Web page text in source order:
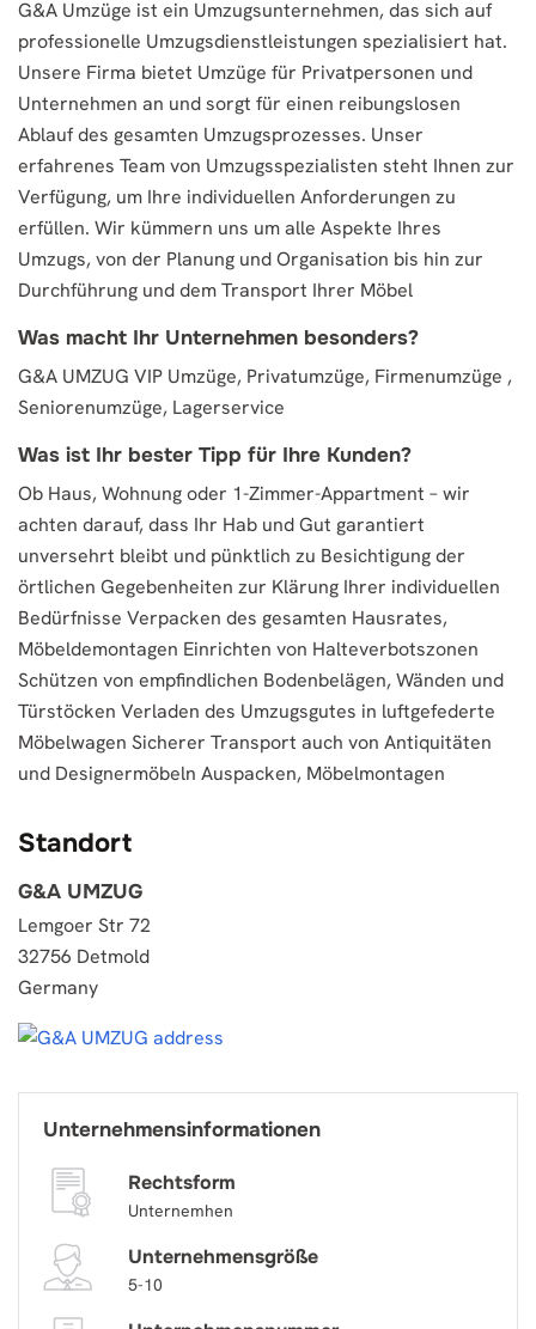
G&A Umzüge ist ein Umzugsunternehmen, das sich auf
professionelle Umzugsdienstleistungen spezialisiert hat.
Unsere Firma bietet Umzüge für Privatpersonen und
Unternehmen an und sorgt für einen reibungslosen
Ablauf des gesamten Umzugsprozesses. Unser
erfahrenes Team von Umzugsspezialisten steht Ihnen zur
Verfügung, um Ihre individuellen Anforderungen zu
erfüllen. Wir kümmern uns um alle Aspekte Ihres
Umzugs, von der Planung und Organisation bis hin zur
Durchführung und dem Transport Ihrer Möbel
Was macht Ihr Unternehmen besonders?
G&A UMZUG VIP Umzüge, Privatumzüge, Firmenumzüge ,
Seniorenumzüge, Lagerservice
Was ist Ihr bester Tipp für Ihre Kunden?
Ob Haus, Wohnung oder 1-Zimmer-Appartment – wir
achten darauf, dass Ihr Hab und Gut garantiert
unversehrt bleibt und pünktlich zu Besichtigung der
örtlichen Gegebenheiten zur Klärung Ihrer individuellen
Bedürfnisse Verpacken des gesamten Hausrates,
Möbeldemontagen Einrichten von Halteverbotszonen
Schützen von empfindlichen Bodenbelägen, Wänden und
Türstöcken Verladen des Umzugsgutes in luftgefederte
Möbelwagen Sicherer Transport auch von Antiquitäten
und Designermöbeln Auspacken, Möbelmontagen
Standort
G&A UMZUG
Lemgoer Str 72
32756 Detmold
Germany
Unternehmensinformationen
Rechtsform
Unternemhen
Unternehmensgröße
5-10